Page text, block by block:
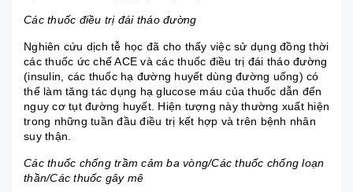
Các thuốc điều trị đái tháo đường
Nghiên cứu dịch tễ học đã cho thấy việc sử dụng đồng thời
các thuốc ức chế ACE và các thuốc điều trị đái tháo đường
(insulin, các thuốc hạ đường huyết dùng đường uống) có
thể làm tăng tác dụng hạ glucose máu của thuốc dẫn đến
nguy cơ tụt đường huyết. Hiện tượng này thường xuất hiện
trong những tuần đầu điều trị kết hợp và trên bệnh nhân
suy thận.
Các thuốc chống trầm cảm ba vòng/Các thuốc chống loạn
thần/Các thuốc gây mê